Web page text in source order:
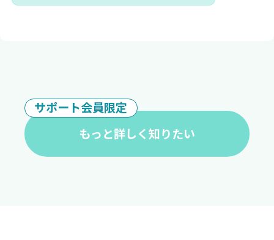
サポート会員限定
もっと詳しく知りたい